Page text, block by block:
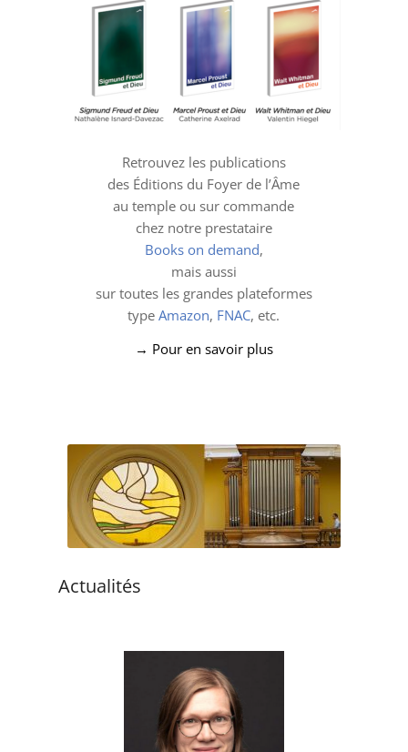
Retrouvez les publications
des Éditions du Foyer de l’Âme
au temple ou sur commande
chez notre prestataire
Books on demand,
mais aussi
sur toutes les grandes plateformes
typeAmazon, FNAC, etc.
→ Pour en savoir plus
Actualités